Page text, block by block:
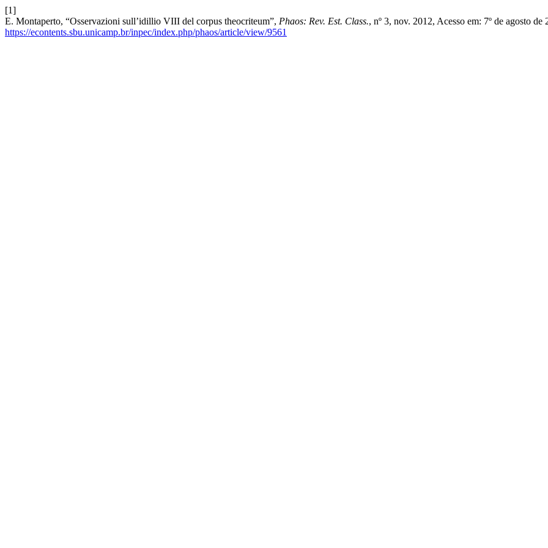
[1]
E. Montaperto, “Osservazioni sull’idillio VIII del corpus theocriteum”, Phaos: Rev. Est. Class., nº 3, nov. 2012, Acesso em: 7º de agosto
https://econtents.sbu.unicamp.br/inpec/index.php/phaos/article/view/9561